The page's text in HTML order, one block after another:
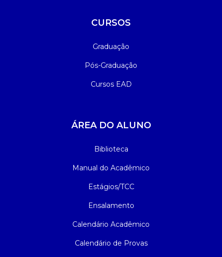
CURSOS
Graduação
Pós-Graduação
Cursos EAD
ÁREA DO ALUNO
Biblioteca
Manual do Acadêmico
Estágios/TCC
Ensalamento
Calendário Acadêmico
Calendário de Provas